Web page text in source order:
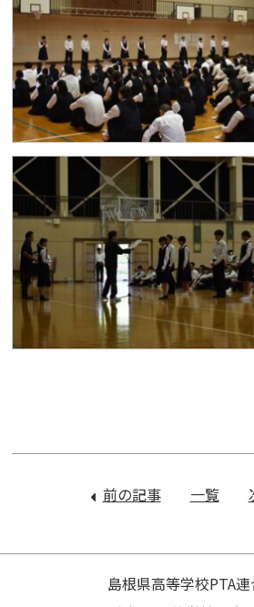
ゲ
前の記事：
体
に
一覧
島根県高等学校PTA